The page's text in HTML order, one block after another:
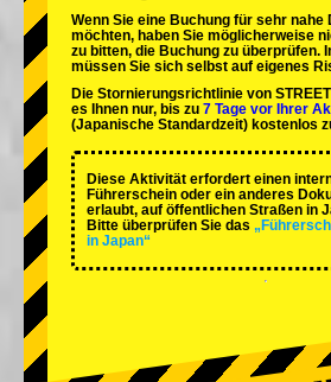
Wenn Sie eine Buchung für sehr nahe
möchten, haben Sie möglicherweise
zu bitten, die Buchung zu überprüfen.
müssen Sie sich selbst auf eigenes
Die Stornierungsrichtlinie von
es Ihnen nur, bis zu 7 Tage vor Ihrer
(Japanische Standardzeit) kostenlos
Diese Aktivität erfordert einen
Führerschein oder ein anderes
erlaubt, auf öffentlichen Straßen in
Bitte überprüfen Sie das
in Japan“